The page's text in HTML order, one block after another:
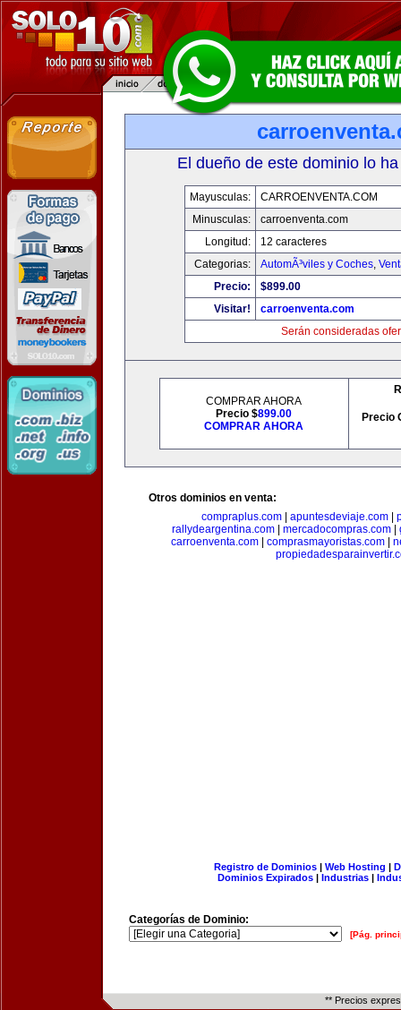
El dueño de este dominio lo
Mayusculas:
CARROENVENTA.COM
Minusculas:
carroenventa.com
Longitud:
12 caracteres
Categorias:
AutomÃ³viles y Coches,
Precio:
$899.00
Visitar!
carroenventa.com
Serán consideradas
COMPRAR AHORA
Precio $899.00
COMPRAR AHORA
Precio
Otros dominios en venta:
compraplus.com| apuntesdeviaje.com|
rallydeargentina.com
mercadocompras.com
carroenventa.com| comprasmayoristas.com|
Registro de Dominios| Web Hosting |
Dominios Expirados | Industrias |
Categorías de Dominio:
[Pág.
** Precios